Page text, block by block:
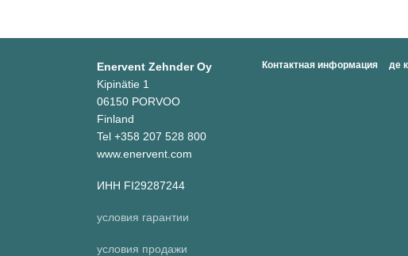
Enervent Zehnder Oy
Kipinätie 1
06150 PORVOO
Finland
Tel +358 207 528 800
www.enervent.com
ИНН FI29287244
условия гарантии
условия продажи
Контактная информация де